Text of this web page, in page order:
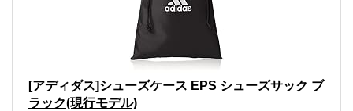
[アディダス]シューズケース EPS シューズサック ブ
ラック(現行モデル)